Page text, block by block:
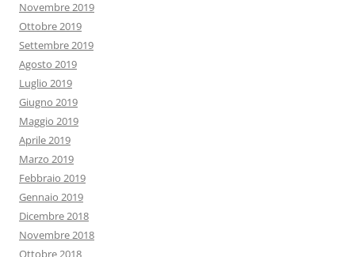
Novembre 2019
Ottobre 2019
Settembre 2019
Agosto 2019
Luglio 2019
Giugno 2019
Maggio 2019
Aprile 2019
Marzo 2019
Febbraio 2019
Gennaio 2019
Dicembre 2018
Novembre 2018